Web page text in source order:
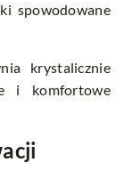
spowodowane
krystalicznie
i komfortowe